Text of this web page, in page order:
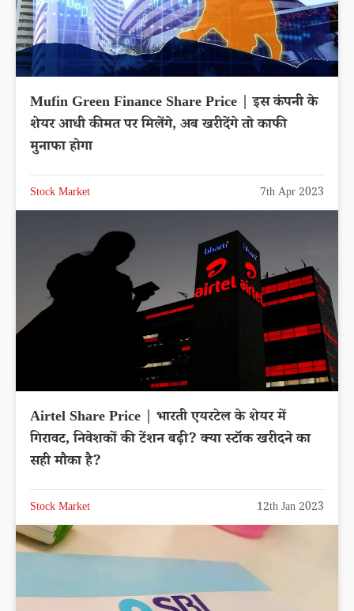
Mufin Green Finance Share Price | इस कंपनी के
शेयर आधी कीमत पर मिलेंगे, अब खरीदेंगे तो काफी
मुनाफा होगा
Stock Market 7th Apr 2023
Airtel Share Price | भारती एयरटेल के शेयर में
गिरावट, निवेशकों की टेंशन बढ़ी? क्या स्टॉक खरीदने का
सही मौका है?
Stock Market 12th Jan 2023